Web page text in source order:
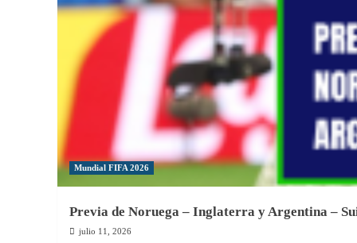
Mundial FIFA 2026
Previa de Noruega – Inglaterra y Argentina –
julio 11, 2026